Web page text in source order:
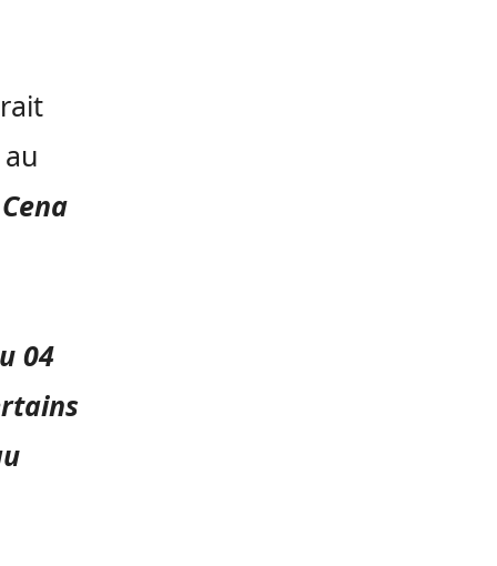
04